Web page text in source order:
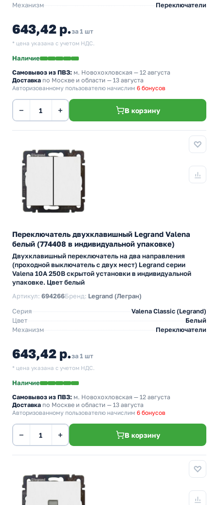
Механизм
Переключатели
643,42 р.за 1 шт
* цена указана с учетом НДС.
Наличие
Самовывоз из ПВЗ: м. Новохохловская — 12 августа
Доставка по Москве и области — 13 августа
Авторизованному пользователю начислим 6 бонусов
− + В корзину
Переключатель двухклавишный Legrand Valena
белый (774408 в индивидуальной упаковке)
Двухклавишный переключатель на два направления
(проходной выключатель с двух мест) Legrand серии
Valena 10А 250В скрытой установки в индивидуальной
упаковке. Цвет белый
Артикул: 694266Бренд: Legrand (Легран)
Серия
Valena Classic (Legrand)
Цвет
Белый
Механизм
Переключатели
643,42 р.за 1 шт
* цена указана с учетом НДС.
Наличие
Самовывоз из ПВЗ: м. Новохохловская — 12 августа
Доставка по Москве и области — 13 августа
Авторизованному пользователю начислим 6 бонусов
− + В корзину